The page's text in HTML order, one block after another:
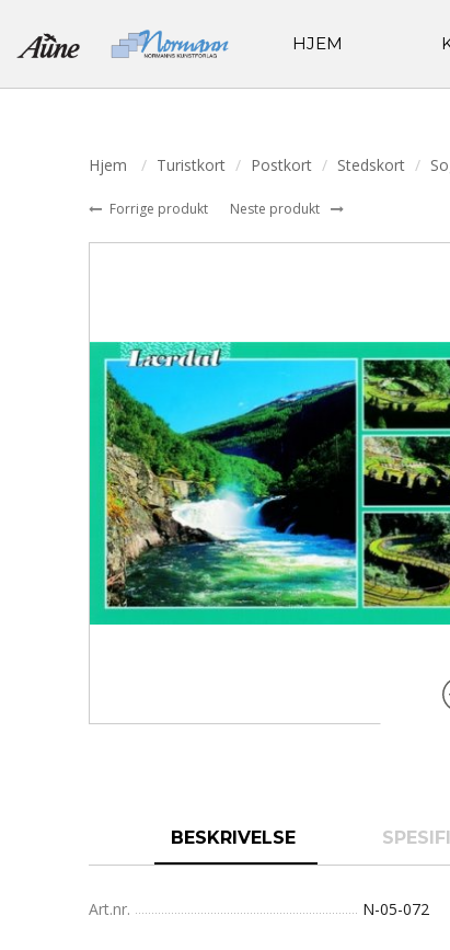
HJEM
Hjem Turistkort Postkort Stedskort
Forrige produkt Neste produkt
BESKRIVELSE
Art.nr. N-05-072